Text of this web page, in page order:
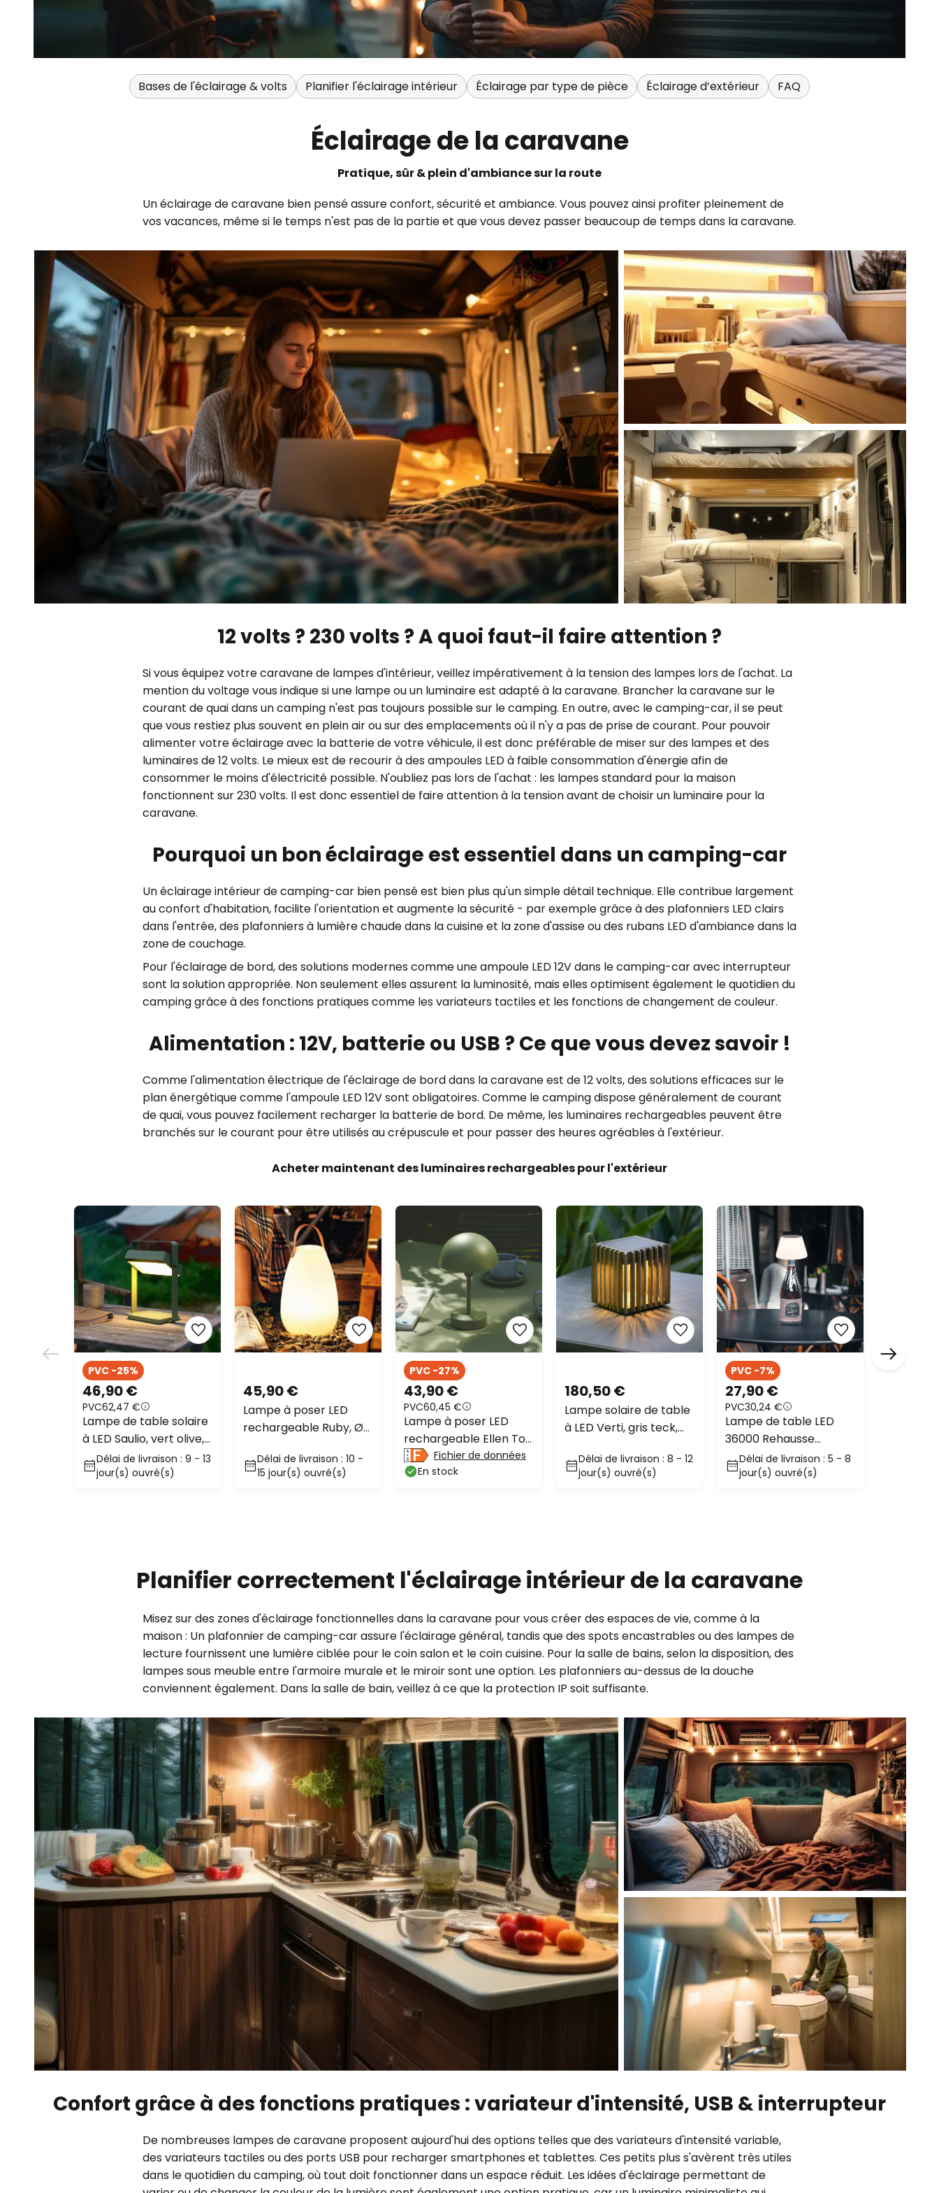
Bases de l'éclairage & volts Planifier l'éclairage intérieur Éclairage par type de pièce Éclairage d’extérieur FAQ
Éclairage de la caravane
Pratique, sûr & plein d'ambiance sur la route
Un éclairage de caravane bien pensé assure confort, sécurité et ambiance. Vous pouvez ainsi profiter pleinement de
vos vacances, même si le temps n'est pas de la partie et que vous devez passer beaucoup de temps dans la caravane.
12 volts ? 230 volts ? A quoi faut-il faire attention ?
Si vous équipez votre caravane de lampes d'intérieur, veillez impérativement à la tension des lampes lors de l'achat. La
mention du voltage vous indique si une lampe ou un luminaire est adapté à la caravane. Brancher la caravane sur le
courant de quai dans un camping n'est pas toujours possible sur le camping. En outre, avec le camping-car, il se peut
que vous restiez plus souvent en plein air ou sur des emplacements où il n'y a pas de prise de courant. Pour pouvoir
alimenter votre éclairage avec la batterie de votre véhicule, il est donc préférable de miser sur des lampes et des
luminaires de 12 volts. Le mieux est de recourir à des ampoules LED à faible consommation d'énergie afin de
consommer le moins d'électricité possible. N'oubliez pas lors de l'achat : les lampes standard pour la maison
fonctionnent sur 230 volts. Il est donc essentiel de faire attention à la tension avant de choisir un luminaire pour la
caravane.
Pourquoi un bon éclairage est essentiel dans un camping-car
Un éclairage intérieur de camping-car bien pensé est bien plus qu'un simple détail technique. Elle contribue largement
au confort d'habitation, facilite l'orientation et augmente la sécurité - par exemple grâce à des plafonniers LED clairs
dans l'entrée, des plafonniers à lumière chaude dans la cuisine et la zone d'assise ou des rubans LED d'ambiance dans la
zone de couchage.
Pour l'éclairage de bord, des solutions modernes comme une ampoule LED 12V dans le camping-car avec interrupteur
sont la solution appropriée. Non seulement elles assurent la luminosité, mais elles optimisent également le quotidien du
camping grâce à des fonctions pratiques comme les variateurs tactiles et les fonctions de changement de couleur.
Alimentation : 12V, batterie ou USB ? Ce que vous devez savoir !
Comme l'alimentation électrique de l'éclairage de bord dans la caravane est de 12 volts, des solutions efficaces sur le
plan énergétique comme l'ampoule LED 12V sont obligatoires. Comme le camping dispose généralement de courant
de quai, vous pouvez facilement recharger la batterie de bord. De même, les luminaires rechargeables peuvent être
branchés sur le courant pour être utilisés au crépuscule et pour passer des heures agréables à l'extérieur.
Acheter maintenant des luminaires rechargeables pour l'extérieur
46,90 €
PVC62,47 €
PVC -25%
Lampe de table solaire
à LED Saulio, vert olive,
IP44, aluminium, USB,
batterie
Délai de livraison : 9 - 13
jour(s) ouvré(s)
45,90 €
Lampe à poser LED
rechargeable Ruby, Ø
RVB à intensité
Délai de livraison : 10 -
15 jour(s) ouvré(s)
43,90 €
PVC60,45 €
PVC -27%
Lampe à poser LED
rechargeable Ellen To-
Go, vert olive,
aluminium
Fichier de données
En stock
180,50 €
Lampe solaire de table
à LED Verti, gris teck,
Délai de livraison : 8 - 12
jour(s) ouvré(s)
27,90 €
PVC30,24 €
PVC -7%
Lampe de table LED
36000 Rehausse
bouteille blanche
Plastique
Délai de livraison : 5 - 8
jour(s) ouvré(s)
Planifier correctement l'éclairage intérieur de la caravane
Misez sur des zones d'éclairage fonctionnelles dans la caravane pour vous créer des espaces de vie, comme à la
maison : Un plafonnier de camping-car assure l'éclairage général, tandis que des spots encastrables ou des lampes de
lecture fournissent une lumière ciblée pour le coin salon et le coin cuisine. Pour la salle de bains, selon la disposition, des
lampes sous meuble entre l'armoire murale et le miroir sont une option. Les plafonniers au-dessus de la douche
conviennent également. Dans la salle de bain, veillez à ce que la protection IP soit suffisante.
Confort grâce à des fonctions pratiques : variateur d'intensité, USB & interrupteur
De nombreuses lampes de caravane proposent aujourd'hui des options telles que des variateurs d'intensité variable,
des variateurs tactiles ou des ports USB pour recharger smartphones et tablettes. Ces petits plus s'avèrent très utiles
dans le quotidien du camping, où tout doit fonctionner dans un espace réduit. Les idées d'éclairage permettant de